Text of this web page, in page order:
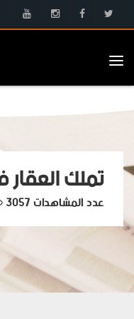
تملك العقار
عدد المشاهدات 3057